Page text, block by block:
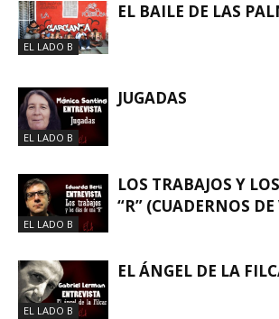
EL LADO B
EL BAILE DE LAS
EL LADO B
JUGADAS
EL LADO B
LOS TRABAJOS Y
“R” (CUADERNOS DE
EL LADO B
EL ÁNGEL DE LA